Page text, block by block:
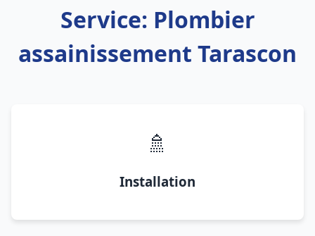
Service: Plombier
assainissement Tarascon
🚿
Installation